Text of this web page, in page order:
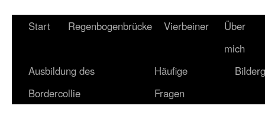
Start Regenbogenbrücke Vierbeiner
Über
mich
Ausbildung des
Bordercollie
Häufige
Fragen